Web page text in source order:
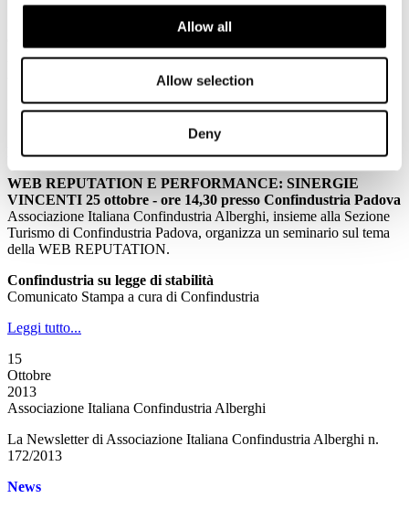
Allow all
Allow selection
Deny
2013
Associazione Italiana Confindustria Alberghi
La Newsletter di Associazione Italiana Confindustria Alberghi n.
News
WEB REPUTATION E PERFORMANCE: SINERGIE
VINCENTI 25 ottobre - ore 14,30 presso Confindustria Padova
Associazione Italiana Confindustria Alberghi, insieme alla Sezione
Turismo di Confindustria Padova, organizza un seminario sul tema
della WEB REPUTATION.
Confindustria su legge di stabilità
Comunicato Stampa a cura di Confindustria
Leggi tutto...
15
Ottobre
2013
Associazione Italiana Confindustria Alberghi
La Newsletter di Associazione Italiana Confindustria Alberghi n.
172/2013
News